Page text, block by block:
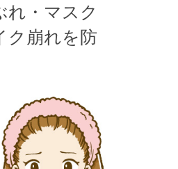
れ・マスク
ク崩れを防